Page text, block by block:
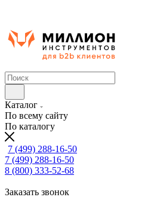
Каталог
По всему сайту
По каталогу
7 (499) 288-16-50
7 (499) 288-16-50
8 (800) 333-52-68
Заказать звонок